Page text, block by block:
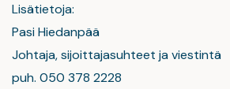
Lisätietoja:
Pasi Hiedanpää
Johtaja, sijoittajasuhteet ja viestintä
puh. 050 378 2228